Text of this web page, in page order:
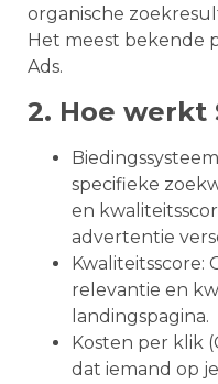
organische
Het meest bekende
Ads.
2. Hoe werkt
specifieke
en
advertentie
Kwaliteitsscore:
relevantie en
landingspagina.
Kosten per klik
dat iemand op